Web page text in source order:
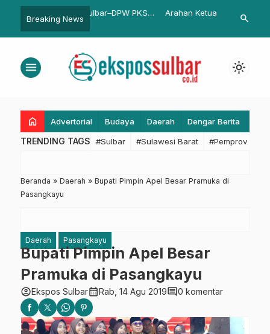
Breaking News
Berkualitas
Arahan Ketua LPTQ Pasangkayu
Diduga Curi
Ditangkap
search
menu light_mode
home Advertorial Budaya Daerah Dengar Berita
TRENDING TAGS #Sulbar #Sulawesi Barat #Pemprov
Beranda » Daerah » Bupati Pimpin Apel Besar Pramuka di
Pasangkayu
Daerah Pasangkayu
Bupati Pimpin Apel Besar
Pramuka di Pasangkayu
account_circleEkspos Sulbarcalendar_monthRab, 14 Agu 2019comment0 komentar